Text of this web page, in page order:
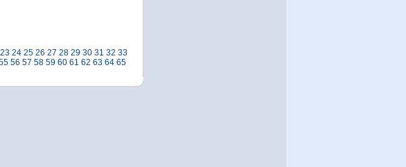
23 24 25 26 27 28 29 30 31 32 33
56 57 58 59 60 61 62 63 64 65